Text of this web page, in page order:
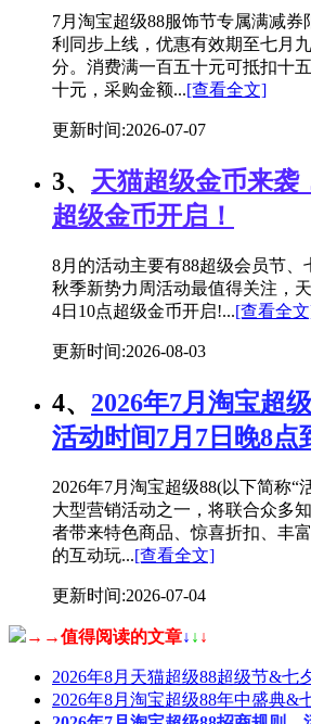
7月淘宝超级88服饰节专属满减
利同步上线，优惠有效期至七月
分。消费满一百五十元可抵扣十
十元，采购金额...[查看全文]
更新时间:2026-07-07
3、 天猫超级金币来袭
超级金币开启！
8月的活动主要有88超级会员节、
秋季新势力周活动最值得关注，
4日10点超级金币开启!...[查看全
更新时间:2026-08-03
4、 2026年7月淘宝超
活动时间7月7日晚8点
2026年7月淘宝超级88(以下简称“
大型营销活动之一，将联合众多
者带来特色商品、惊喜折扣、丰
的互动玩...[查看全文]
更新时间:2026-07-04
→→值得阅读的文章↓ ↓ ↓
2026年8月天猫超级88超级节&七
2026年8月淘宝超级88年中盛典&